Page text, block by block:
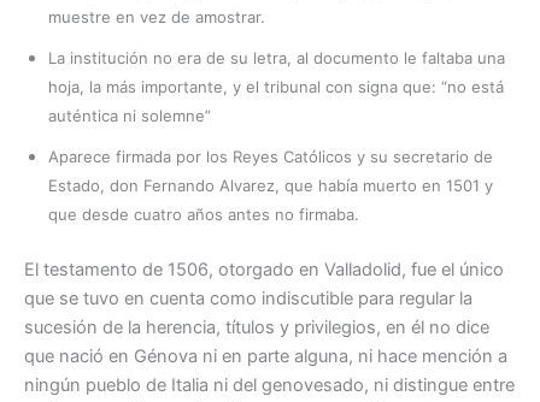
muestre en vez de amostrar.
La institución no era de su letra, al documento le faltaba una
hoja, la más importante, y el tribunal con signa que: “no está
auténtica ni solemne”
Aparece firmada por los Reyes Católicos y su secretario de
Estado, don Fernando Alvarez, que había muerto en 1501 y
que desde cuatro años antes no firmaba.
El testamento de 1506, otorgado en Valladolid, fue el único
que se tuvo en cuenta como indiscutible para regular la
sucesión de la herencia, títulos y privilegios, en él no dice
que nació en Génova ni en parte alguna, ni hace mención a
ningún pueblo de Italia ni del genovesado, ni distingue entre